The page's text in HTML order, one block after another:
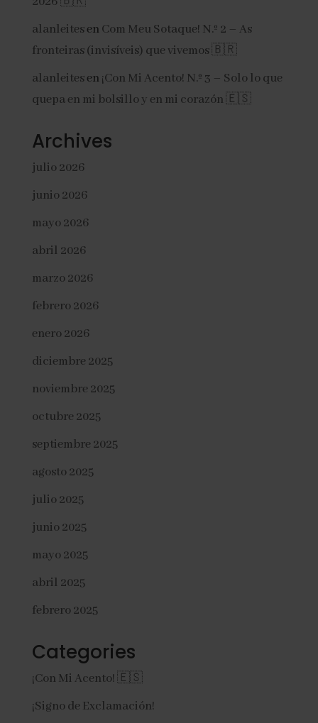
alanleitesen Com Meu Sotaque! N.º 2 – As
fronteiras (invisíveis) que vivemos 🇧🇷
alanleitesen ¡Con Mi Acento! N.º 3 – Solo lo que
quepa en mi bolsillo y en mi corazón 🇪🇸
Archives
julio 2026
junio 2026
mayo 2026
abril 2026
marzo 2026
febrero 2026
enero 2026
diciembre 2025
noviembre 2025
octubre 2025
septiembre 2025
agosto 2025
julio 2025
junio 2025
mayo 2025
abril 2025
febrero 2025
Categories
¡Con Mi Acento! 🇪🇸
¡Signo de Exclamación!